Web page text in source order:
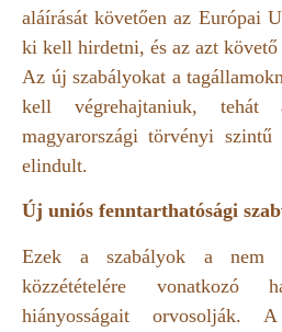
aláírását követően az Európai
ki kell hirdetni, és az azt
Az új szabályokat a
kell végrehajtaniuk, tehát
magyarországi törvényi szintű
elindult.
Új uniós fenntarthatósági
Ezek a szabályok a nem
közzétételére vonatkozó
hiányosságait orvosolják.